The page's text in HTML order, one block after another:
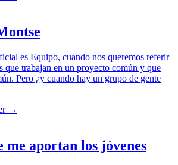
es Equipo, cuando nos queremos referir
que trabajan en un proyecto común y que
Pero ¿y cuando hay un grupo de gente
→
me aportan los jóvenes